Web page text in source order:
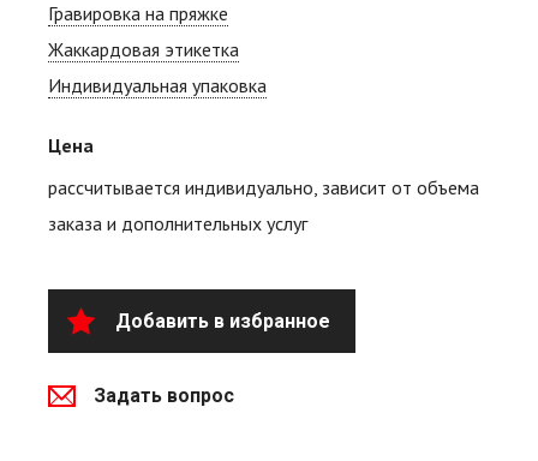
Гравировка на пряжке
Жаккардовая этикетка
Индивидуальная упаковка
Цена
рассчитывается индивидуально, зависит от объема
заказа и дополнительных услуг
Добавить в избранное
Задать вопрос